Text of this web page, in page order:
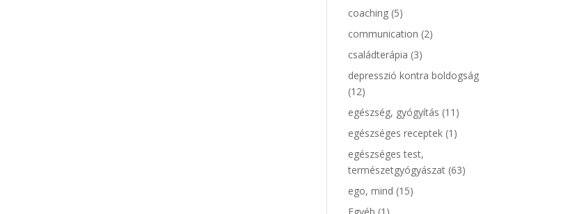
coaching (5)
communication (2)
családterápia (3)
depresszió kontra boldogság
(12)
egészség, gyógyítás (11)
egészséges receptek (1)
egészséges test,
természetgyógyászat (63)
ego, mind (15)